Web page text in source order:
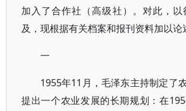
加入了合作社（高级社）。对此，以
及，现根据有关档案和报刊资料加以论
一
1955年11月，毛泽东主持制定了农
提出一个农业发展的长期规划：在